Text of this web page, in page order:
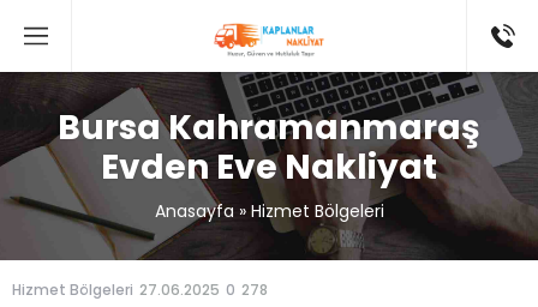
Bursa Kahramanmaraş
Evden Eve Nakliyat
Anasayfa» Hizmet Bölgeleri
Hizmet Bölgeleri 27.06.2025 0 278